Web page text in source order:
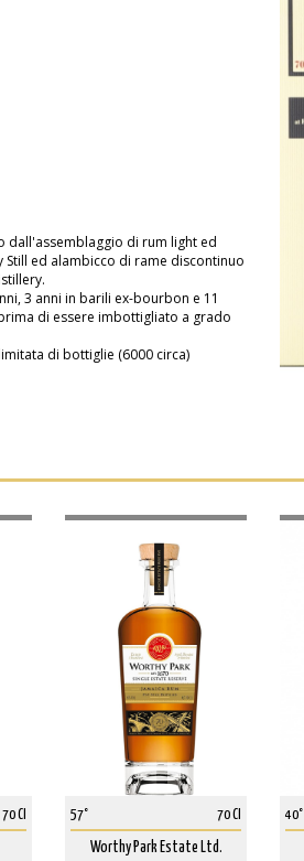
dall'assemblaggio di rum light ed
Still ed alambicco di rame discontinuo
3 anni in barili ex-bourbon e 11
di essere imbottigliato a grado
di bottiglie (6000 circa)
70 Cl 57° 70 Cl
Worthy Park Estate Ltd.
40°